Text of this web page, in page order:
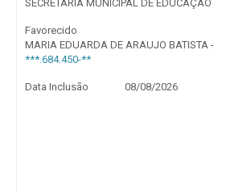
SECRETARIA MUNICIPAL DE EDUCAÇÃO
Favorecido
MARIA EDUARDA DE ARAUJO BATISTA -
***.684.450-**
Data Inclusão 08/08/2026